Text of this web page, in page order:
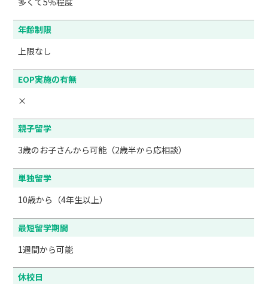
年齢制限
上限なし
EOP実施の有無
×
親子留学
3歳のお子さんから可能（2歳半から応相談）
単独留学
10歳から（4年生以上）
最短留学期間
1週間から可能
休校日